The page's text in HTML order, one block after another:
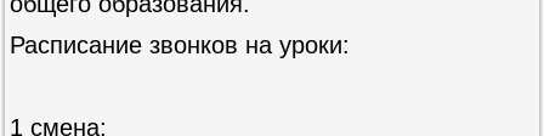
Расписание звонков на уроки:
1 смена: